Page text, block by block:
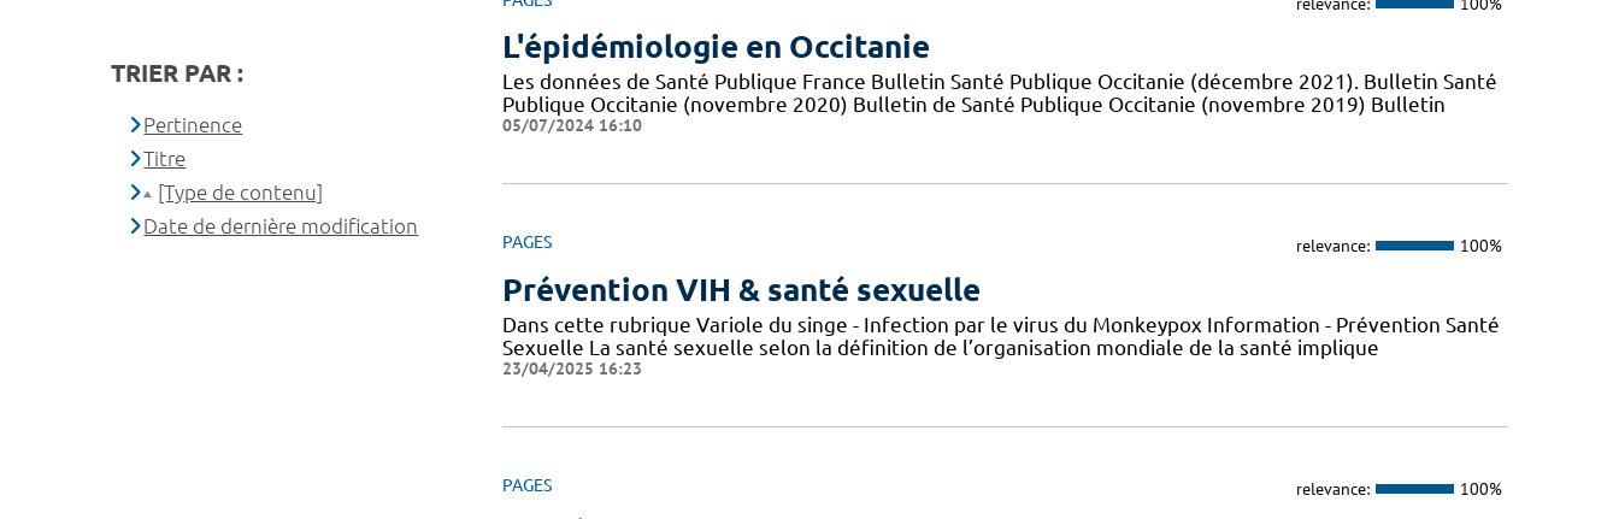
L'épidémiologie en Occitanie
Les données de Santé Publique France Bulletin Santé Publique Occitanie (décembre 2021). Bulletin Santé
Publique Occitanie (novembre 2020) Bulletin de Santé Publique Occitanie (novembre 2019) Bulletin
05/07/2024 16:10
PAGES relevance: 100%
Prévention VIH & santé sexuelle
Dans cette rubrique Variole du singe - Infection par le virus du Monkeypox Information - Prévention Santé
Sexuelle La santé sexuelle selon la définition de l’organisation mondiale de la santé implique
23/04/2025 16:23
PAGES relevance: 100%
TRIER PAR :
Pertinence
Titre
[Type de contenu]
Date de dernière modification